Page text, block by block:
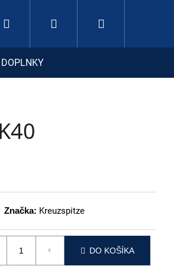
Prihlásenie
DOPLNKY
Značka: Kreuzspitze
DO KOŠÍKA